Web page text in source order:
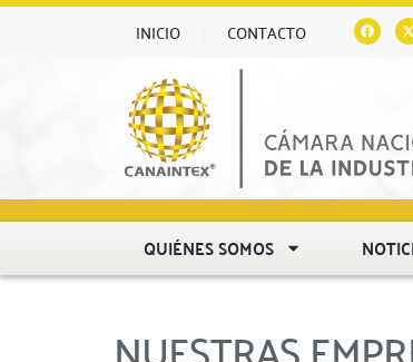
INICIO CONTACTO
QUIÉNES SOMOS